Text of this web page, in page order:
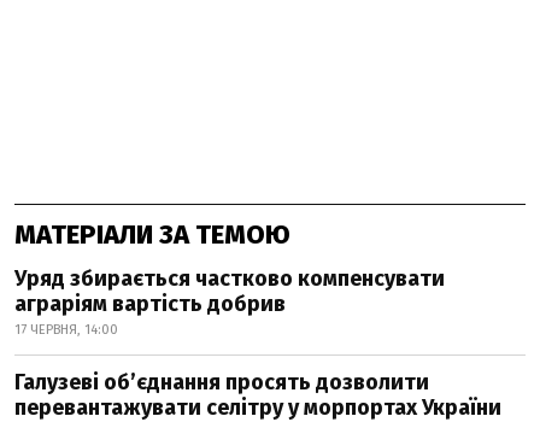
МАТЕРІАЛИ ЗА ТЕМОЮ
Уряд збирається частково компенсувати
аграріям вартість добрив
17 ЧЕРВНЯ, 14:00
Галузеві об’єднання просять дозволити
перевантажувати селітру у морпортах України